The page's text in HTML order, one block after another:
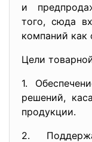
и
того, сюда
компаний как
Цели
1.
решений,
продукции.
2.